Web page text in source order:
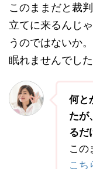
このままだと裁
立てに来るんじ
うのではないか
眠れませんでした
何と
たが
るだ
この
こち